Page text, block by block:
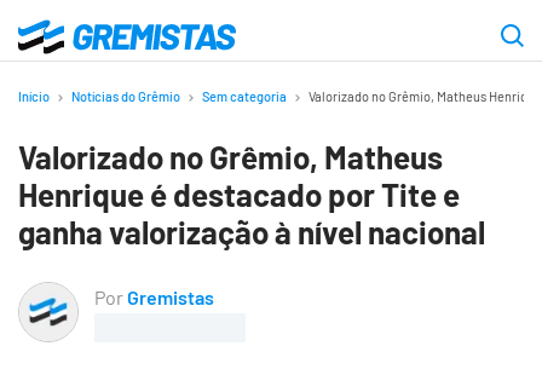
para
principal
Gremistas
Início Notícias do Grêmio Sem categoria Valorizado no Grêmio, Matheus
Valorizado no Grêmio, Matheus
Henrique é destacado por Tite e
ganha valorização à nível nacional
PorGremistas